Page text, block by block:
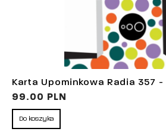
Karta Upominkowa Radia 357
99.00 PLN
Do koszyka